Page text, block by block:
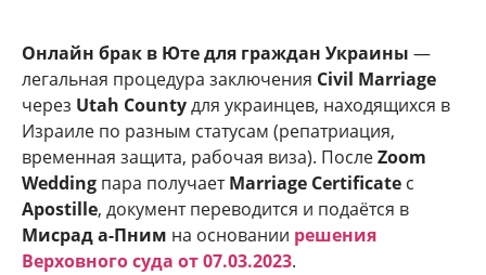
Онлайн брак в Юте для граждан Украины —
легальная процедура заключения Civil Marriage
через Utah Countyдля украинцев, находящихся в
Израиле по разным статусам (репатриация,
временная защита, рабочая виза). ПослеZoom
Wedding пара получаетMarriage Certificate с
Apostille, документ переводится и подаётся в
Мисрад а-Пним на основании решения
Верховного суда от 07.03.2023.